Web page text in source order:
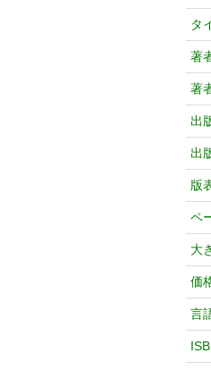
タ
著
著
出
出
版
ペ
大
価
言